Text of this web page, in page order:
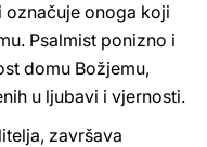
onoga koji
Psalmist ponizno i
domu Božjemu,
u ljubavi i vjernosti.
završava